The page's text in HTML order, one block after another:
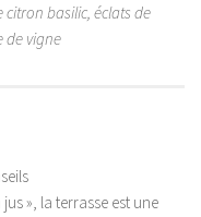
basilic, éclats de
de vigne
», la terrasse est une